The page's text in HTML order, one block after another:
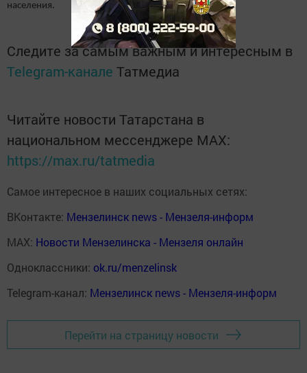
населения.
Следите за самым важным и интересным в
Telegram-канале Татмедиа
Читайте новости Татарстана в
национальном мессенджере MАХ:
https://max.ru/tatmedia
Самое интересное в наших социальных сетях:
ВКонтакте: Мензелинск news - Мензеля-информ
MAX: Новости Мензелинска - Мензеля онлайн
Одноклассники: ok.ru/menzelinsk
Telegram-канал: Мензелинск news - Мензеля-информ
Перейти на страницу новости